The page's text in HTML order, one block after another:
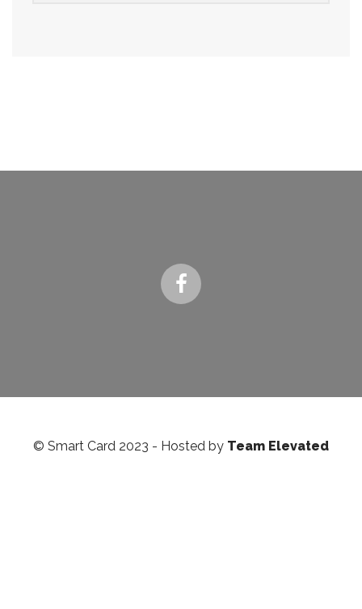
© Smart Card 2023 - Hosted by Team Elevated